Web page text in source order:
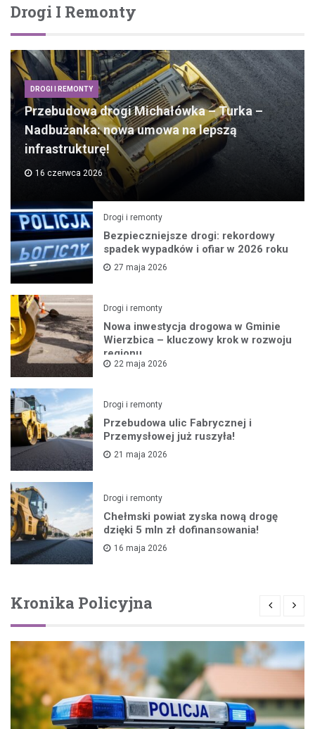
Drogi I Remonty
DROGI I REMONTY
Przebudowa drogi Michałówka – Turka –
Nadbużanka: nowa umowa na lepszą
infrastrukturę!
16 czerwca 2026
Drogi i remonty
Bezpieczniejsze drogi: rekordowy
spadek wypadków i ofiar w 2026 roku
27 maja 2026
Drogi i remonty
Nowa inwestycja drogowa w Gminie
Wierzbica – kluczowy krok w rozwoju
regionu
22 maja 2026
Drogi i remonty
Przebudowa ulic Fabrycznej i
Przemysłowej już ruszyła!
21 maja 2026
Drogi i remonty
Chełmski powiat zyska nową drogę
dzięki 5 mln zł dofinansowania!
16 maja 2026
Kronika Policyjna